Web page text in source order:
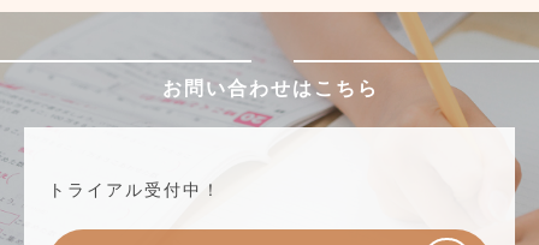
お問い合わせはこちら
トライアル受付中！